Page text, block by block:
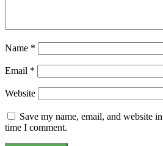
Name *
Email *
Website
Save my name, email, and website
time I comment.